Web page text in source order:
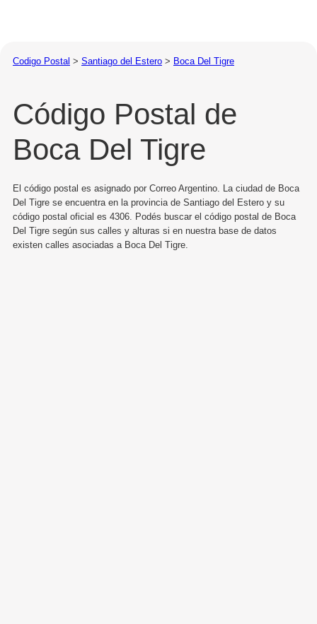
Codigo Postal > Santiago del Estero > Boca Del Tigre
Código Postal de
Boca Del Tigre
El código postal es asignado por Correo Argentino. La ciudad de Boca
Del Tigre se encuentra en la provincia de Santiago del Estero y su
código postal oficial es 4306. Podés buscar el código postal de Boca
Del Tigre según sus calles y alturas si en nuestra base de datos
existen calles asociadas a Boca Del Tigre.